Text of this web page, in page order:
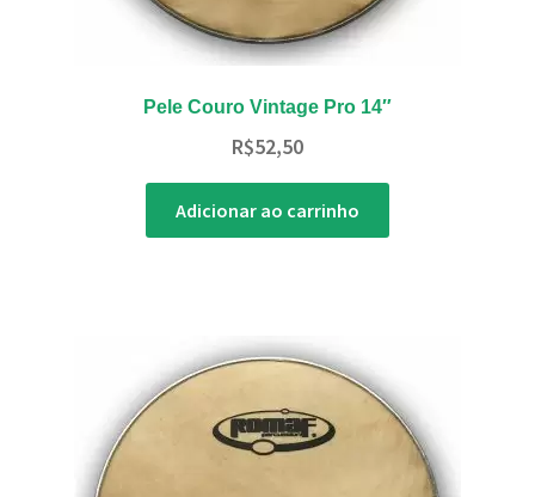
Pele Couro Vintage Pro 14″
R$52,50
Adicionar ao carrinho